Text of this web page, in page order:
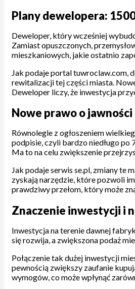
Plany dewelopera:
Deweloper, który wcześniej
Zamiast opuszczonych,
mieszkaniowych, jakie ostatnio
Jak podaje portal tuwroclaw.com,
rewitalizacji tej części miasta.
Deweloper liczy, że inwestycja
Nowe prawo o
Równolegle z ogłoszeniem
podpisie, czyli bardzo niedługo
Ma to na celu zwiększenie
Jak podaje serwis se.pl, zmiany te
zyskają narzędzie, które pozwoli
prawdziwy przełom, który może
Znaczenie inwestycji i
Inwestycja na terenie dawnej
się rozwija, a zwiększona podaż
Połączenie tak dużej inwestycji
pewnością zwiększy zaufanie
wymogów, co może wpłynąć